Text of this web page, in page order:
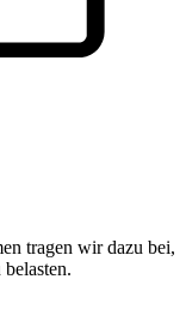
tragen wir dazu bei,